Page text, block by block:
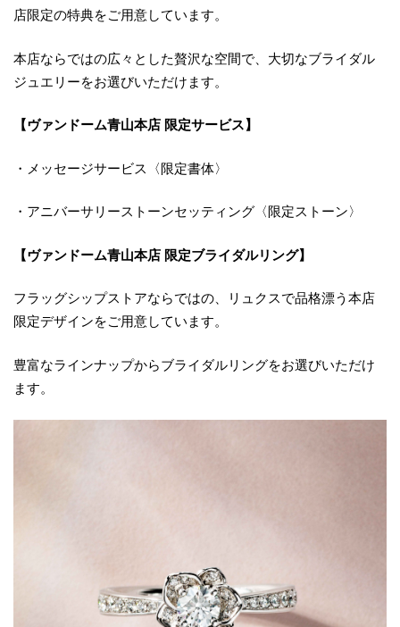
店限定の特典をご用意しています。
本店ならではの広々とした贅沢な空間で、大切なブライダル
ジュエリーをお選びいただけます。
【ヴァンドーム青山本店 限定サービス】
・メッセージサービス〈限定書体〉
・アニバーサリーストーンセッティング〈限定ストーン〉
【ヴァンドーム青山本店 限定ブライダルリング】
フラッグシップストアならではの、リュクスで品格漂う本店
限定デザインをご用意しています。
豊富なラインナップからブライダルリングをお選びいただけ
ます。